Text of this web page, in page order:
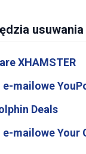
XHAMSTER
e-mailowe
Deals
e-mailowe Your